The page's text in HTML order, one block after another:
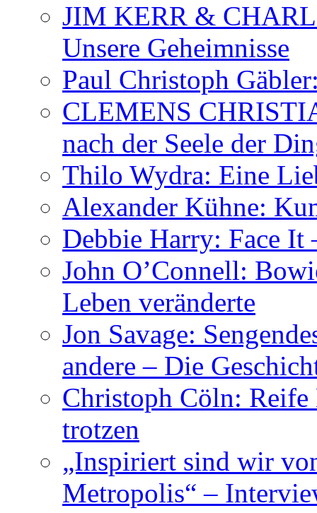
JIM KERR &
Unsere Geheimnisse
Paul Christoph
CLEMENS
nach der Seele der
Thilo Wydra: Eine
Alexander Kühne:
Debbie Harry: Face
John O’Connell:
Leben veränderte
Jon Savage:
andere – Die
Christoph Cöln:
trotzen
„Inspiriert sind wir
Metropolis“ –